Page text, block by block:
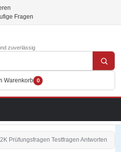
Fragen
zuverlässig
Warenkorb 0
Prüfungsfragen Testfragen Antworten